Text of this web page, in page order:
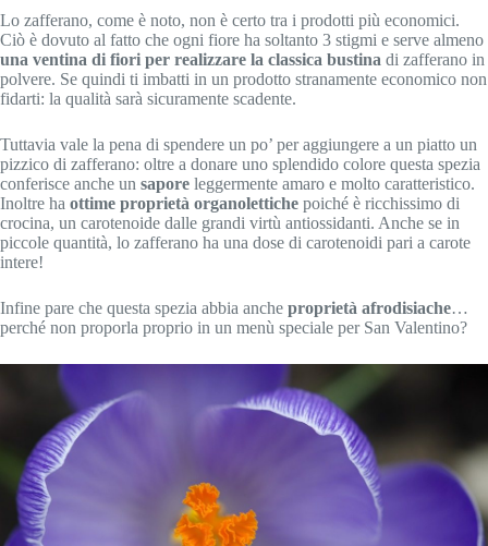
Lo zafferano, come è noto, non è certo tra i prodotti più economici.
Ciò è dovuto al fatto che ogni fiore ha soltanto 3 stigmi e serve almeno
una ventina di fiori per realizzare la classica bustina di zafferano in
polvere. Se quindi ti imbatti in un prodotto stranamente economico non
fidarti: la qualità sarà sicuramente scadente.
Tuttavia vale la pena di spendere un po’ per aggiungere a un piatto un
pizzico di zafferano: oltre a donare uno splendido colore questa spezia
conferisce anche un sapore leggermente amaro e molto caratteristico.
Inoltre ha ottime proprietà organolettiche poiché è ricchissimo di
crocina, un carotenoide dalle grandi virtù antiossidanti. Anche se in
piccole quantità, lo zafferano ha una dose di carotenoidi pari a carote
intere!
Infine pare che questa spezia abbia anche proprietà afrodisiache…
perché non proporla proprio in un menù speciale per San Valentino?